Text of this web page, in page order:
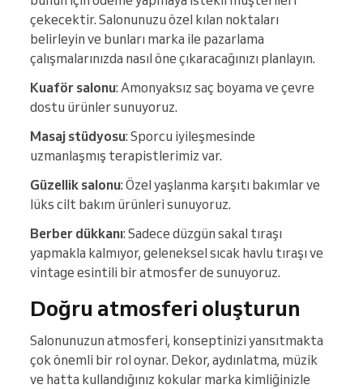
çekecektir. Salonunuzu özel kılan noktaları
belirleyin ve bunları marka ile pazarlama
çalışmalarınızda nasıl öne çıkaracağınızı planlayın.
Kuaför salonu: Amonyaksız saç boyama ve çevre
dostu ürünler sunuyoruz.
Masaj stüdyosu: Sporcu iyileşmesinde
uzmanlaşmış terapistlerimiz var.
Güzellik salonu: Özel yaşlanma karşıtı bakımlar ve
lüks cilt bakım ürünleri sunuyoruz.
Berber dükkanı: Sadece düzgün sakal tıraşı
yapmakla kalmıyor, geleneksel sıcak havlu tıraşı ve
vintage esintili bir atmosfer de sunuyoruz.
Doğru atmosferi oluşturun
Salonunuzun atmosferi, konseptinizi yansıtmakta
çok önemli bir rol oynar. Dekor, aydınlatma, müzik
ve hatta kullandığınız kokular marka kimliğinizle